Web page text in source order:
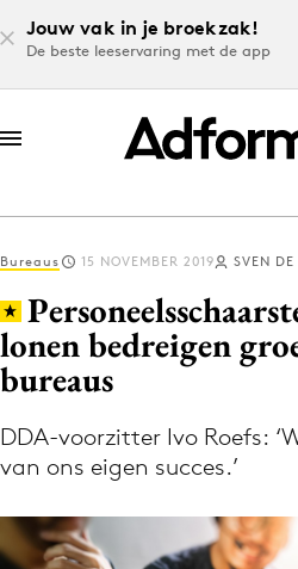
Jouw vak in je broekzak!
De beste leeservaring met de app
Log in
Download
Volg het laatste
Nieuws
Bureaus 15 NOVEMBER 2019 SVEN DE
lonen bedreigen
bureaus
DDA-voorzitter Ivo Roefs:
van ons eigen succes.’